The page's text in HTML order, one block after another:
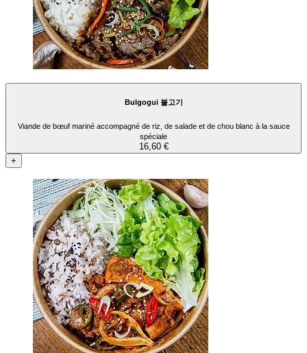
Bulgogui 불고기
Viande de bœuf mariné accompagné de riz, de salade et de chou blanc à la sauce
spéciale
16,60 €
+